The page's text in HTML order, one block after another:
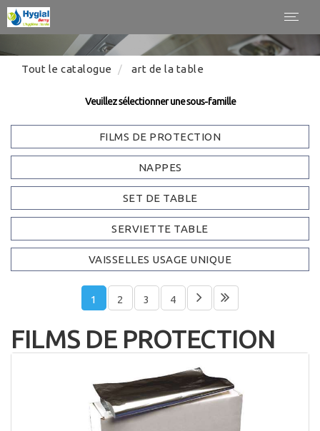
Tout le catalogue art de la table
Veuillez sélectionner une sous-famille
FILMS DE PROTECTION
NAPPES
SET DE TABLE
SERVIETTE TABLE
VAISSELLES USAGE UNIQUE
1 2 3 4
FILMS DE PROTECTION
Panneau de gestion des cookies